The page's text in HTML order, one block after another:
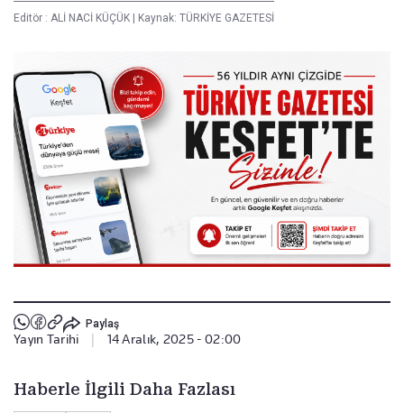
Editör : ALİ NACİ KÜÇÜK | Kaynak: TÜRKİYE GAZETESİ
Paylaş
Yayın Tarihi 14 Aralık, 2025 - 02:00
Haberle İlgili Daha Fazlası